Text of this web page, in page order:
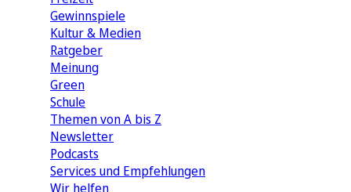
Gewinnspiele
Kultur & Medien
Ratgeber
Meinung
Green
Schule
Themen von A bis Z
Newsletter
Podcasts
Services und Empfehlungen
Wir helfen